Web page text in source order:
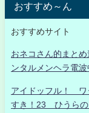
おすすめ～ん
おすすめサイト
おネコさん的まと
ンタルメンヘラ電
アイドッフル！ ワ
すき！23 ひうらの